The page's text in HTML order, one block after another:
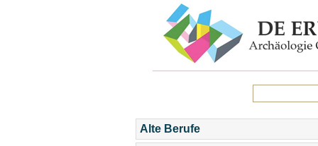
Alte Berufe